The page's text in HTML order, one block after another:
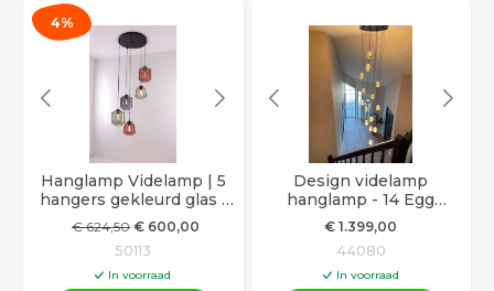
4%
Hanglamp Videlamp | 5
hangers gekleurd glas |
380cm
€624,50 € 600,00
50113
In voorraad
Design videlamp
hanglamp - 14 Egg
hangers - 350cm
€ 1.399,00
44080
In voorraad